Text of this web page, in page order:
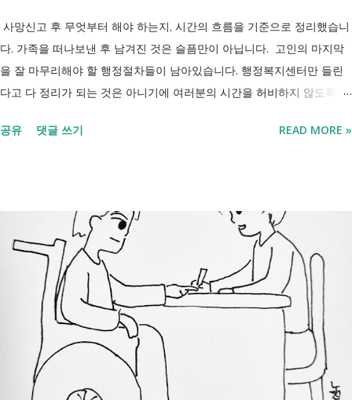
사망신고 후 무엇부터 해야 하는지, 시간의 흐름을 기준으로 정리했습니
다. 가족을 떠나보낸 후 남겨진 것은 슬픔만이 아닙니다. 고인의 마지막
을 잘 마무리해야 할 행정절차들이 남아있습니다. 행정복지센터만 들린
다고 다 정리가 되는 것은 아니기에 여러분의 시간을 허비하지 않도록 정
처리까지 이 흐름만 따라가시면 됩니다. 장례 후 행정 절차 타임라인 장
모든 절차를 대신 처리해주지는 않습니다. 행정복지센터에서는 - 금융재
산, 부동산, 세금, 연금 등 '조회' 신청할 수 있습니다. 나머지는 직접 해야
합니다. - 상속포기 또는 한정승인 법원 - 상속세, 취득세 신고 세무서, 시
군구청 - 예금 인출, 보험금 청구 은행, 보험사 사망신고 당일에 끝낼 수
있는 건 '신청까지', 처리는 2주 후 부터입니다. [조회되는 것 vs 안되는
것] 구분 조회 가능 조회 불가 금융 은행, 보험, 증권 사금융, 개인 간 거래
세금 국세, 지방세 - 자산 부동산, 자동차 해외 자산, 현금 기타 연금 사업
상 채무, 구독 [함께보면 좋은 링크] - 부모님 사망 후 ...
공유 댓글 쓰기 READ MORE »